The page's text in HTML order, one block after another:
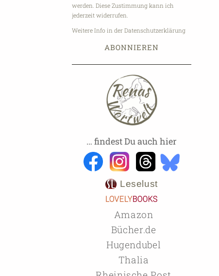
werden. Diese Zustimmung kann ich
jederzeit widerrufen.
Weitere Info in der Datenschutzerklärung
… findest Du auch hier
Leselust
Amazon
Bücher.de
Hugendubel
Thalia